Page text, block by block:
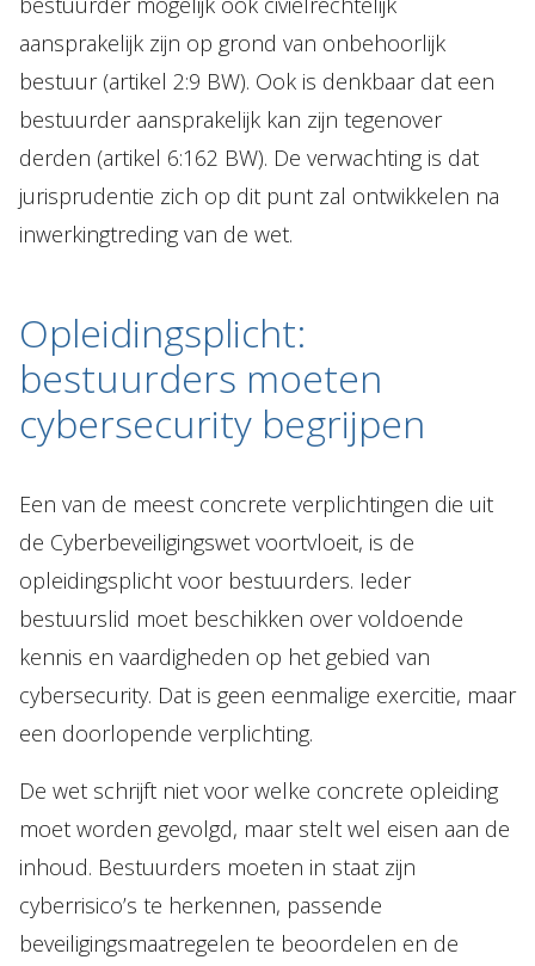
aansprakelijk zijn op grond van onbehoorlijk
bestuur (artikel 2:9 BW). Ook is denkbaar dat een
bestuurder aansprakelijk kan zijn tegenover
derden (artikel 6:162 BW). De verwachting is dat
jurisprudentie zich op dit punt zal ontwikkelen na
inwerkingtreding van de wet.
Opleidingsplicht:
bestuurders moeten
cybersecurity begrijpen
Een van de meest concrete verplichtingen die uit
de Cyberbeveiligingswet voortvloeit, is de
opleidingsplicht voor bestuurders. Ieder
bestuurslid moet beschikken over voldoende
kennis en vaardigheden op het gebied van
cybersecurity. Dat is geen eenmalige exercitie, maar
een doorlopende verplichting.
De wet schrijft niet voor welke concrete opleiding
moet worden gevolgd, maar stelt wel eisen aan de
inhoud. Bestuurders moeten in staat zijn
cyberrisico’s te herkennen, passende
beveiligingsmaatregelen te beoordelen en de